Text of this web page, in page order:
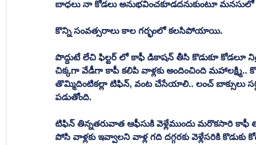
బాధలు నా కోడలు అనుభవించకూడదనుకుంటూ మనసులో
కొన్ని సంవత్సరాలు కాల గర్భంలో కలసిపోయాయి.
పొద్దుటే లేచి ఫిల్టర్ లో కాఫీ డికాషన్ తీసి కొడుకూ కోడలూ
చిక్కగా వేడీగా కాపీ కలిపి వాళ్లకు అందించింది మహాలక్ష్మి..
తొమ్మిదింటికల్లా టిఫిన్, వంట చేసేయాలి.. లంచ్ బాక్సులు
పడుతోంది.
టిఫిన్ తిన్నతరువాత ఆఫీసుకి వెళ్లేముందు మరొకసారి కాఫీ
పోసి వాళ్లకు ఇవ్వాలని వాళ్ల గది దగ్గరకు వెళ్లేసరికి